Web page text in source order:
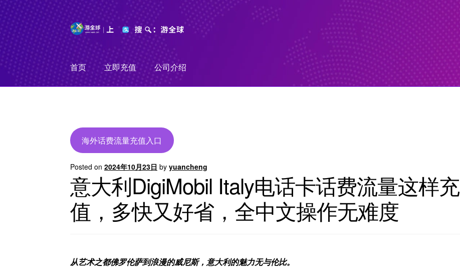
Skip
to
navigation
Skip
to
content
首页
立即充值 公司介绍
海外话费流量充值入口
Posted on2024年10月23日 byyuancheng
意大利DigiMobil Italy电话卡话费流量这样充
值，多快又好省，全中文操作无难度
从艺术之都佛罗伦萨到浪漫的威尼斯，意大利的魅力无与伦比。